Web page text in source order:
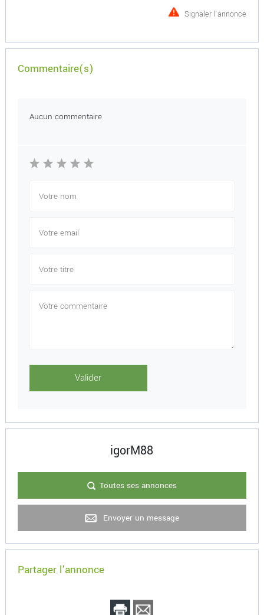
Signaler l'annonce
Commentaire(s)
Aucun commentaire
igorM88
Toutes ses annonces
Envoyer un message
Partager l'annonce